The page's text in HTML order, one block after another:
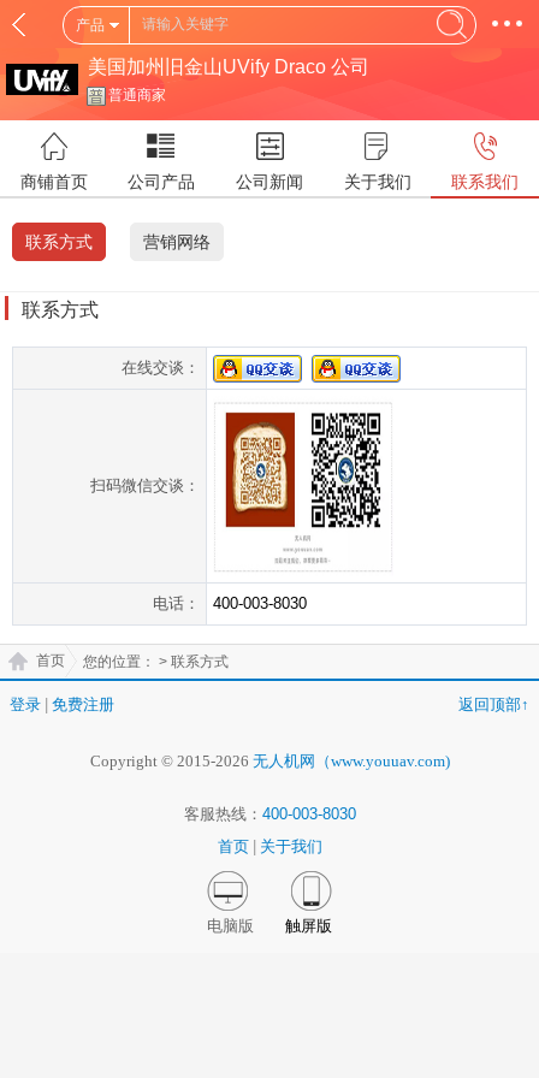
产品
美国加州旧金山UVify Draco 公司
普通商家
商铺首页 公司产品 公司新闻 关于我们 联系我们
联系方式 营销网络
联系方式
在线交谈：
扫码微信交谈：
电话： 400-003-8030
您的位置：
首页 > 联系方式
登录 免费注册 返回顶部↑
Copyright © 2015-2026 无人机网（www.youuav.com)
客服热线： 400-003-8030
首页
关于我们
电脑版 触屏版